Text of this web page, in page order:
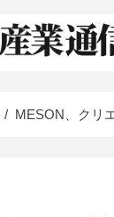
MESON、クリ